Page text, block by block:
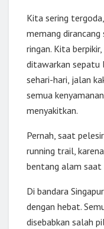
Kita sering
memang dirancang
ringan. Kita
ditawarkan sepatu
sehari-hari, jalan
semua
menyakitkan.
Pernah, saat
running trail,
bentang alam saat
Di bandara
dengan hebat.
disebabkan salah